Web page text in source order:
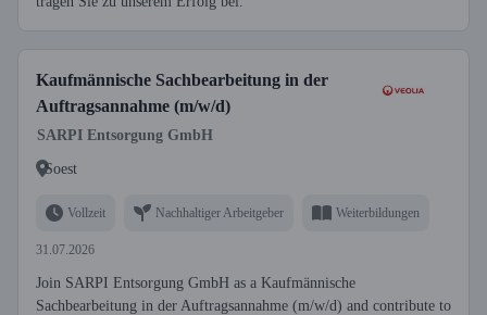
Kaufmännische Sachbearbeitung in der
Auftragsannahme (m/w/d)
SARPI Entsorgung GmbH
Soest
Vollzeit Nachhaltiger Arbeitgeber Weiterbildungen
31.07.2026
Join SARPI Entsorgung GmbH as a Kaufmännische
Sachbearbeitung in der Auftragsannahme (m/w/d) and contribute to